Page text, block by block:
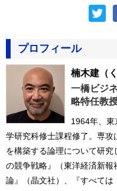
プロフィール
楠木建 （
一橋ビジ
略特任教
1964年、
学研究科修士課程修了。専
を構築する論理について研
の競争戦略』（東洋経済新
論』（晶文社）、『すべては